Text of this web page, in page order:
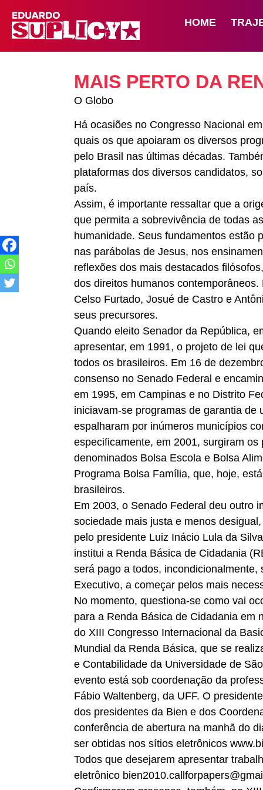
HOME
MAIS PERTO DA
O Globo
Há ocasiões no Congresso Nacional
quais os que apoiaram os diversos
pelo Brasil nas últimas décadas.
plataformas dos diversos candidatos,
país.
Assim, é importante ressaltar que a
que permita a sobrevivência de todas
humanidade. Seus fundamentos estão
nas parábolas de Jesus, nos
reflexões dos mais destacados
dos direitos humanos
Celso Furtado, Josué de Castro e
seus precursores.
Quando eleito Senador da República,
apresentar, em 1991, o projeto de lei
todos os brasileiros. Em 16 de
consenso no Senado Federal e
em 1995, em Campinas e no Distrito
iniciavam-se programas de garantia
espalharam por inúmeros municípios
especificamente, em 2001, surgiram
denominados Bolsa Escola e Bolsa
Programa Bolsa Família, que, hoje,
brasileiros.
Em 2003, o Senado Federal deu outro
sociedade mais justa e menos
pelo presidente Luiz Inácio Lula da
institui a Renda Básica de Cidadania
será pago a todos,
Executivo, a começar pelos mais
No momento, questiona-se como vai
para a Renda Básica de Cidadania em
do XIII Congresso Internacional da
Mundial da Renda Básica, que se
e Contabilidade da Universidade de
evento está sob coordenação da
Fábio Waltenberg, da UFF. O
dos presidentes da Bien e dos
conferência de abertura na manhã do
ser obtidas nos sítios eletrônicos
Todos que desejarem apresentar
eletrônico